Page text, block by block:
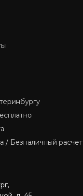
/ Безналичный расчет